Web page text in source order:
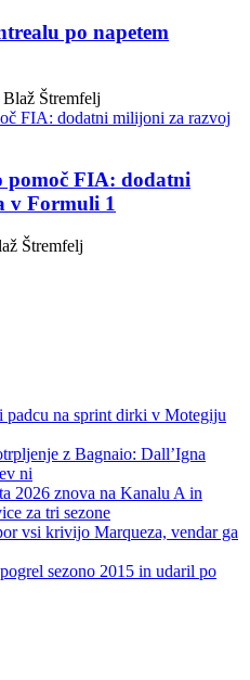
po napetem
Blaž Štremfelj
pomoč FIA: dodatni
v Formuli 1
Štremfelj
padcu na sprint dirki v Motegiju
z Bagnaio: Dall’Igna
ni
2026 znova na Kanalu A in
za tri sezone
vsi krivijo Marqueza, vendar ga
sezono 2015 in udaril po